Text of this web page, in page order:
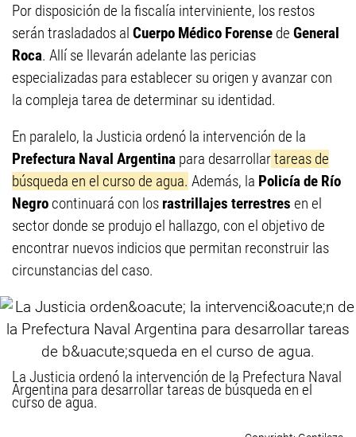
Por disposición de la fiscalía interviniente, los restos
serán trasladados al Cuerpo Médico Forense de General
Roca. Allí se llevarán adelante las pericias
especializadas para establecer su origen y avanzar con
la compleja tarea de determinar su identidad.
En paralelo, la Justicia ordenó la intervención de la
Prefectura Naval Argentina para desarrollartareas de
búsqueda en el curso de agua. Además, la Policía de Río
Negro continuará con los rastrillajes terrestres en el
sector donde se produjo el hallazgo, con el objetivo de
encontrar nuevos indicios que permitan reconstruir las
circunstancias del caso.
La Justicia ordenó la intervención de la Prefectura Naval
Argentina para desarrollar tareas de búsqueda en el
curso de agua.